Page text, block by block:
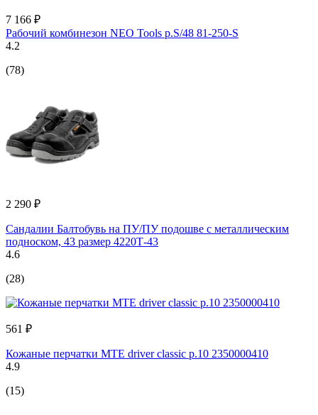
7 166 ₽
Рабочий комбинезон NEO Tools p.S/48 81-250-S
4.2
(78)
2 290 ₽
Сандалии Балтобувь на ПУ/ПУ подошве с металлическим
подноском, 43 размер 4220Т-43
4.6
(28)
561 ₽
Кожаные перчатки MTE driver classic р.10 2350000410
4.9
(15)